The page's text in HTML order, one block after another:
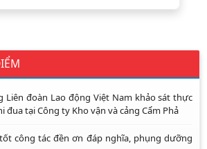
Liên đoàn Lao động Việt Nam khảo sát thực
tại Công ty Kho vận và cảng Cẩm Phả
công tác đền ơn đáp nghĩa, phụng dưỡng